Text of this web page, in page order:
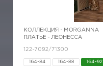
КОЛЛЕКЦИЯ - MORGANNA
ПЛАТЬЕ - ЛЕОНЕССА
122-7092/71300
164-84 164-88 164-92